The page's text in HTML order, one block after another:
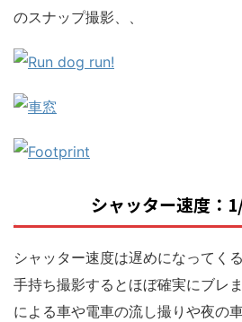
のスナップ撮影、、
シャッター速度：
シャッター速度は遅めになってく
手持ち撮影するとほぼ確実にブレ
による車や電車の流し撮りや夜の